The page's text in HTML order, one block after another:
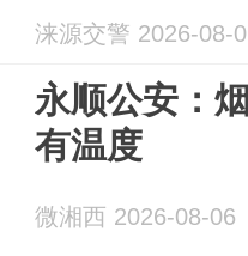
涞源交警 2026-08-
永顺公安：
有温度
微湘西 2026-08-06